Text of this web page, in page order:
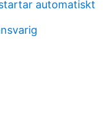
automatiskt